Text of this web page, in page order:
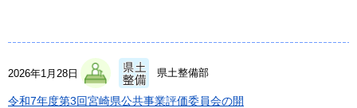
2026年1月28日 県土整備部
令和7年度第3回宮崎県公共事業評価委員会の開